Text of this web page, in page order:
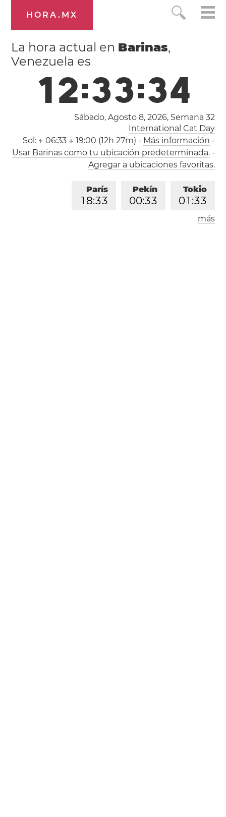
HORA.MX
La hora actual en Barinas,
Venezuela es
12:33:35
Sábado, Agosto 8, 2026, Semana 32
International Cat Day
Sol: ↑ 06:33 ↓ 19:00 (12h 27m) - Más información -
Usar Barinas como tu ubicación predeterminada.-
Agregar a ubicaciones favoritas.
Tokio
01 :33
Pekín
00:33
París
1 8:33
Londres
más